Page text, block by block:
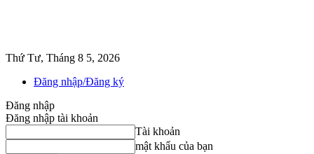
Thứ Tư, Tháng 8 5, 2026
Đăng nhập/Đăng ký
Đăng nhập
Đăng nhập tài khoản
Tài khoản
mật khẩu của bạn